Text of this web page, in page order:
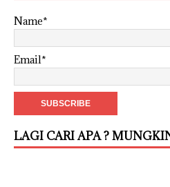
Name*
Email*
LAGI CARI APA ?